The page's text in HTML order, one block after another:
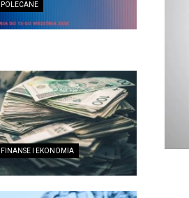
POLECANE
FINANSE I EKONOMIA